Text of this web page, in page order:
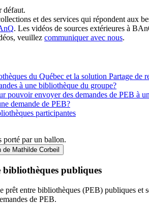
défaut.
et des services qui répondent aux
. Les vidéos de sources extérieures à
veuillez communiquer avec nous.
du Québec et la solution Partage de
à une bibliothèque du groupe?
pouvoir envoyer des demandes de PEB à
demande de PEB?
participantes
de Mathilde Corbeil
bibliothèques publiques
prêt entre bibliothèques (PEB) publiques
de PEB.